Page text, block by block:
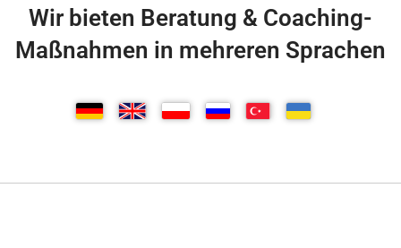
Wir bieten Beratung & Coaching-
Maßnahmen in mehreren Sprachen